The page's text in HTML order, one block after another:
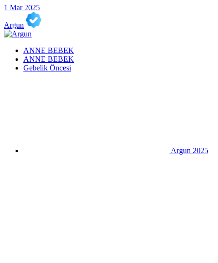
1 Mar 2025
Argun
ANNE BEBEK
ANNE BEBEK
Gebelik Öncesi
Argun 2025